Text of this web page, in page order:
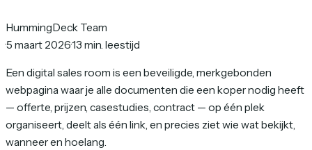
HummingDeck Team
·5 maart 2026·13 min. leestijd
Een digital sales room is een beveiligde, merkgebonden
webpagina waar je alle documenten die een koper nodig heeft
— offerte, prijzen, casestudies, contract — op één plek
organiseert, deelt als één link, en precies ziet wie wat bekijkt,
wanneer en hoelang.